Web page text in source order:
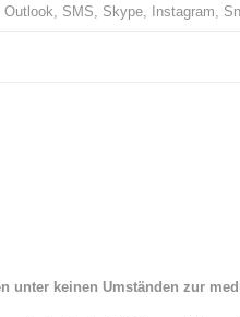
SMS, Skype, Instagram,
unter keinen Umständen zur